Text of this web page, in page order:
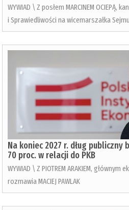
WYWIAD \ Z posłem MARCINEM OCIEPĄ,
i Sprawiedliwości na wicemarszałka
Na koniec 2027 r. dług publiczny
70 proc. w relacji do PKB
WYWIAD \ Z PIOTREM ARAKIEM,
rozmawia MACIEJ PAWLAK